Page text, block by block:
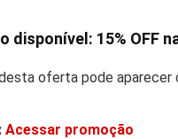
disponível: 15% OFF
oferta pode aparecer
Acessar promoção